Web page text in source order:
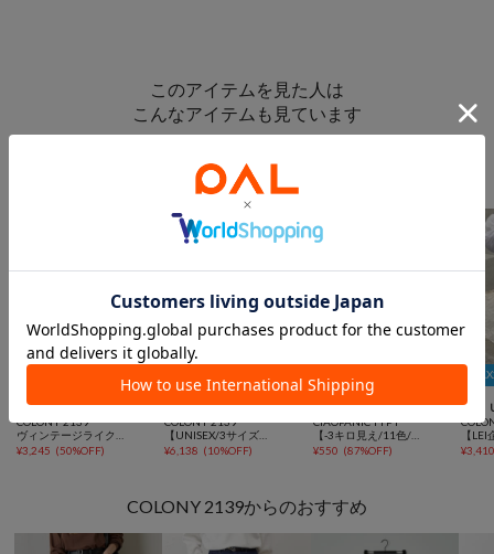
このアイテムを見た人は
こんなアイテムも見ています
パンツからのおすすめ
再入荷 SALE 
COLONY 2139
¥3,245 (50%OFF)
TIME SALE UNISEX 
COLONY 2139
¥6,138 (10%OFF)
TIME SALE 動画 
CIAOPANIC TYPY
【-3キロ見え/11色/低身長・高身長対応】すっきりシルエットリブパンツ
¥550 (87%OFF)
SALE
¥
COLONY 2139からのおすすめ